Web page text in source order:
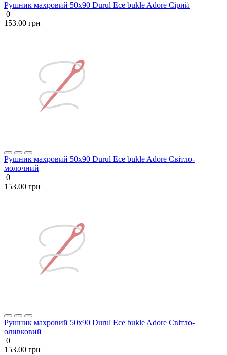
Рушник махровий 50х90 Durul Ece bukle Adore Сірий
0
153.00 грн
Рушник махровий 50х90 Durul Ece bukle Adore Світло-
молочний
0
153.00 грн
Рушник махровий 50х90 Durul Ece bukle Adore Світло-
оливковий
0
153.00 грн